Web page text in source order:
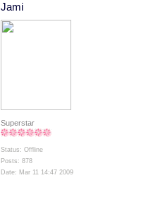
Jami
Superstar
Status: Offline
Posts: 878
Date: Mar 11 14:47 2009